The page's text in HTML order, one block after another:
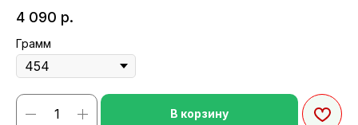
4 090 р.
Грамм
В корзину